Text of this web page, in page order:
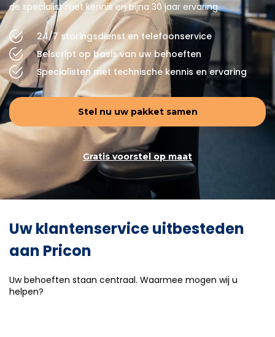
de specialist met kennis en bijna 30 jaar ervaring.
24/7 storingsdienst en telefoonservice
Belscript op basis van uw behoeften
Specialisten met technische kennis en ervaring
Stel nu uw pakket samen
Gratis voorstel op maat
Uw klantenservice uitbesteden
aan Pricon
Uw behoeften staan centraal. Waarmee mogen wij u
helpen?